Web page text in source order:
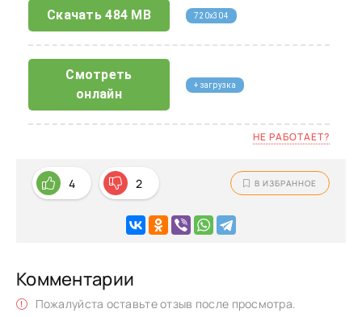
Скачать484 MB 720x304
Смотреть
онлайн
+ загрузка
НЕ РАБОТАЕТ?
4 2 В ИЗБРАННОЕ
Комментарии
Пожалуйста оставьте отзыв после просмотра.